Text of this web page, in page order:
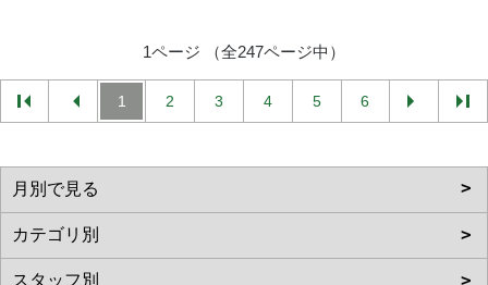
1ページ （全247ページ中）
1 2 3 4 5 6